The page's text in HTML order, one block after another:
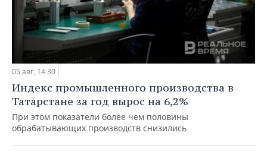
05 авг, 14:30
Индекс промышленного производства в
Татарстане за год вырос на 6,2%
При этом показатели более чем половины
обрабатывающих производств снизились